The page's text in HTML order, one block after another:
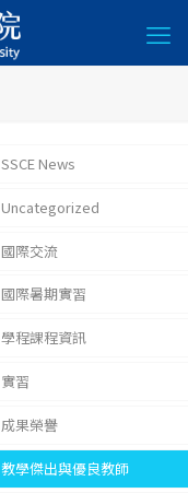
SSCE News
Uncategorized
國際交流
國際暑期實習
學程課程資訊
實習
成果榮譽
教學傑出與優良教師